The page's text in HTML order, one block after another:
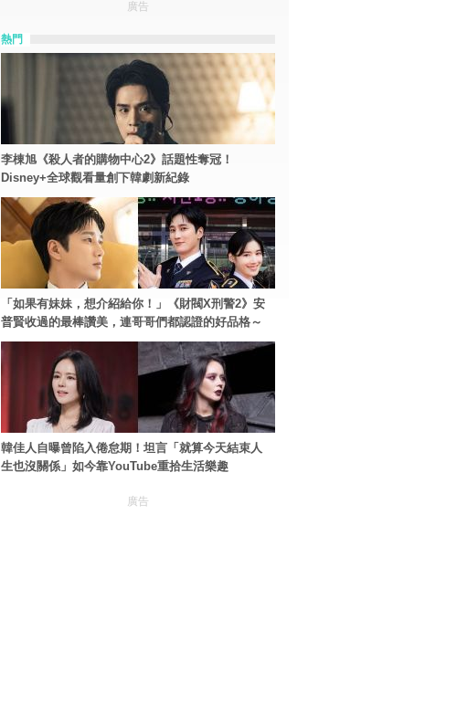
廣告
熱門
李棟旭《殺人者的購物中心2》話題性奪冠！
Disney+全球觀看量創下韓劇新紀錄
「如果有妹妹，想介紹給你！」《財閥X刑警2》安
普賢收過的最棒讚美，連哥哥們都認證的好品格～
韓佳人自曝曾陷入倦怠期！坦言「就算今天結束人
生也沒關係」如今靠YouTube重拾生活樂趣
廣告